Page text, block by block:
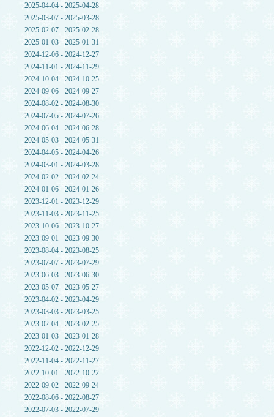
2025-04-04 - 2025-04-28
2025-03-07 - 2025-03-28
2025-02-07 - 2025-02-28
2025-01-03 - 2025-01-31
2024-12-06 - 2024-12-27
2024-11-01 - 2024-11-29
2024-10-04 - 2024-10-25
2024-09-06 - 2024-09-27
2024-08-02 - 2024-08-30
2024-07-05 - 2024-07-26
2024-06-04 - 2024-06-28
2024-05-03 - 2024-05-31
2024-04-05 - 2024-04-26
2024-03-01 - 2024-03-28
2024-02-02 - 2024-02-24
2024-01-06 - 2024-01-26
2023-12-01 - 2023-12-29
2023-11-03 - 2023-11-25
2023-10-06 - 2023-10-27
2023-09-01 - 2023-09-30
2023-08-04 - 2023-08-25
2023-07-07 - 2023-07-29
2023-06-03 - 2023-06-30
2023-05-07 - 2023-05-27
2023-04-02 - 2023-04-29
2023-03-03 - 2023-03-25
2023-02-04 - 2023-02-25
2023-01-03 - 2023-01-28
2022-12-02 - 2022-12-29
2022-11-04 - 2022-11-27
2022-10-01 - 2022-10-22
2022-09-02 - 2022-09-24
2022-08-06 - 2022-08-27
2022-07-03 - 2022-07-29